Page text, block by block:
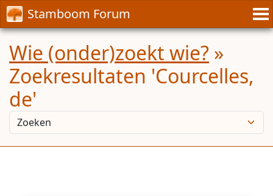
Stamboom Forum
Wie (onder)zoekt wie? »
Zoekresultaten 'Courcelles,
de'